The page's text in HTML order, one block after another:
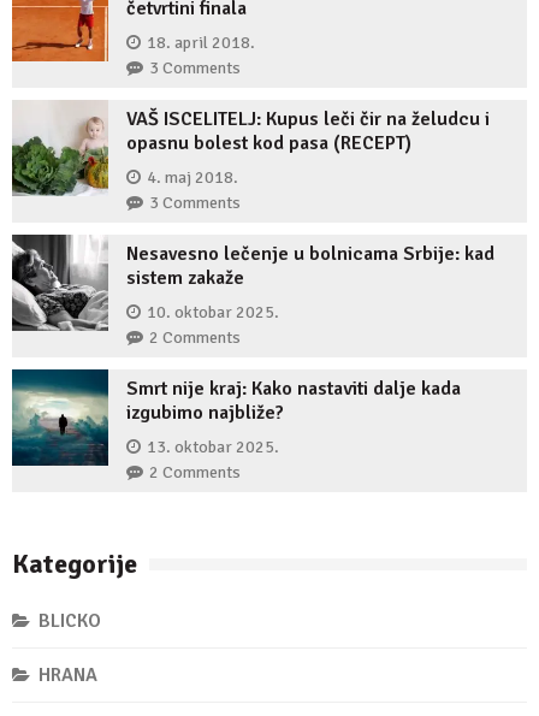
četvrtini finala
18. april 2018.
3 Comments
VAŠ ISCELITELJ: Kupus leči čir na želudcu i
opasnu bolest kod pasa (RECEPT)
4. maj 2018.
3 Comments
Nesavesno lečenje u bolnicama Srbije: kad
sistem zakaže
10. oktobar 2025.
2 Comments
Smrt nije kraj: Kako nastaviti dalje kada
izgubimo najbliže?
13. oktobar 2025.
2 Comments
Kategorije
BLICKO
HRANA